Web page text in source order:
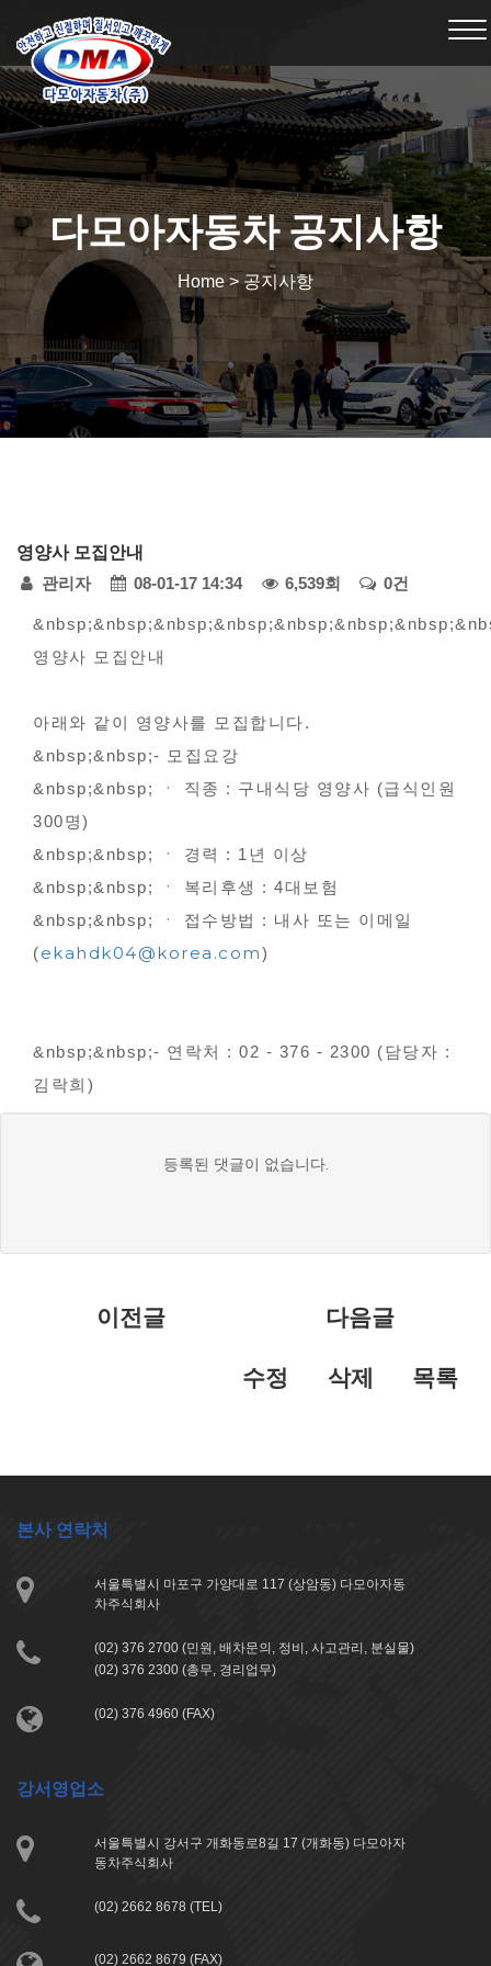
다모아자동차 공지사항
Home > 공지사항
영양사 모집안내
페
이
지
정
보
관리자 08-01-17 14:34 6,539회 0건
본
문
영양사 모집안내
아래와 같이 영양사를 모집합니다.
&nbsp;&nbsp;- 모집요강
&nbsp;&nbsp; ㆍ 직종 : 구내식당 영양사 (급식인원
300명)
&nbsp;&nbsp; ㆍ 경력 : 1년 이상
&nbsp;&nbsp; ㆍ 복리후생 : 4대보험
&nbsp;&nbsp; ㆍ 접수방법 : 내사 또는 이메일
(ekahdk04@korea.com)
&nbsp;&nbsp;- 연락처 : 02 - 376 - 2300 (담당자 :
김락희)
등록된 댓글이 없습니다.
이전글 다음글
수정 삭제 목록
본사 연락처
서울특별시 마포구 가양대로 117 (상암동) 다모아자동
차주식회사
(02) 376 2700 (민원, 배차문의, 정비, 사고관리, 분실물)
(02) 376 2300 (총무, 경리업무)
(02) 376 4960 (FAX)
강서영업소
서울특별시 강서구 개화동로8길 17 (개화동) 다모아자
동차주식회사
(02) 2662 8678 (TEL)
(02) 2662 8679 (FAX)